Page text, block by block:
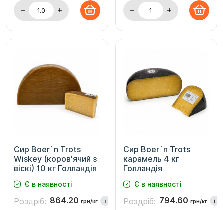
Сир Boer`n Trots
Wiskey (коров'ячий з
віскі) 10 кг Голландія
Є в наявності
Роздріб: 864.20 грн/кг i
Сир Boer`n Trots
карамель 4 кг
Голландія
Є в наявності
Роздріб: 794.60 грн/кг i